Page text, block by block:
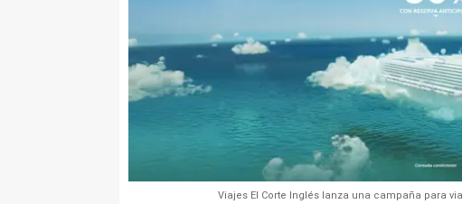
Viajes El Corte Inglés lanza una campaña para